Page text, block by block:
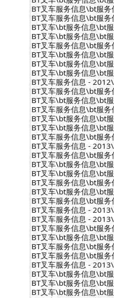
BT叉车服务信息\bt服
BT叉车服务信息\bt服
BT叉车\bt服务信息\bt
BT叉车\bt服务信息\bt
BT叉车服务信息\bt服
BT叉车\bt服务信息\bt
BT叉车\bt服务信息\bt
BT叉车\bt服务信息\bt
BT叉车服务信息 -
BT叉车服务信息\bt服
BT叉车\bt服务信息\bt
BT叉车服务信息\bt服
BT叉车\bt服务信息\bt
BT叉车\bt服务信息\bt
BT叉车服务信息\bt服
BT叉车服务信息 -
BT叉车服务信息\bt服
BT叉车\bt服务信息\bt
BT叉车\bt服务信息\bt
BT叉车服务信息\bt服
BT叉车\bt服务信息\bt
BT叉车服务信息\bt服
BT叉车服务信息 -
BT叉车服务信息 -
BT叉车服务信息\bt服
BT叉车\bt服务信息\bt
BT叉车服务信息\bt服
BT叉车服务信息\bt服
BT叉车服务信息 -
BT叉车\bt服务信息\bt
BT叉车\bt服务信息\bt
BT叉车\bt服务信息\bt